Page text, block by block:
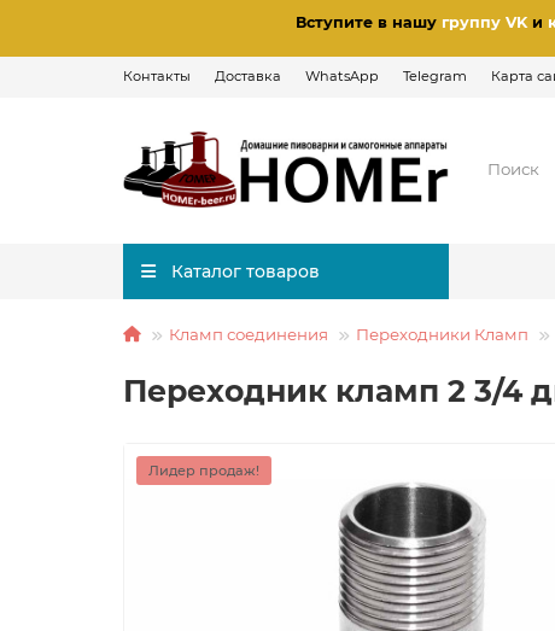
Вступите в нашу группу VKи
Контакты Доставка WhatsApp Telegram Карта
Каталог товаров
Кламп соединения Переходники Кламп
Переходник кламп 2 3/4
Лидер продаж!